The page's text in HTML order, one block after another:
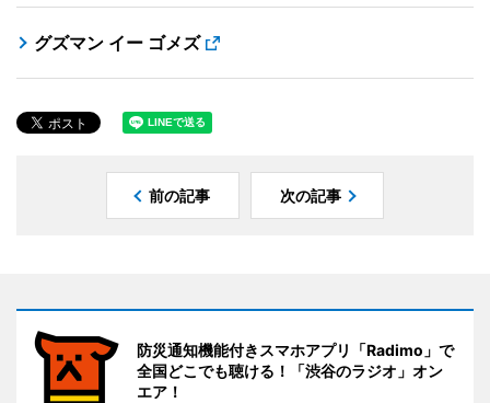
グズマン イー ゴメズ
前の記事 次の記事
防災通知機能付きスマホアプリ「Radimo」で
全国どこでも聴ける！「渋谷のラジオ」オン
エア！